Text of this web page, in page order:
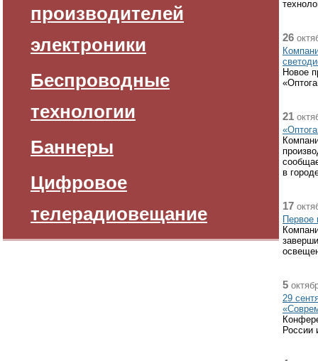
производителей
электроники
Беспроводные
технологии
Баннеры
Цифровое
телерадиовещание
26
Новое
21
в
17
Первое
5
29
России